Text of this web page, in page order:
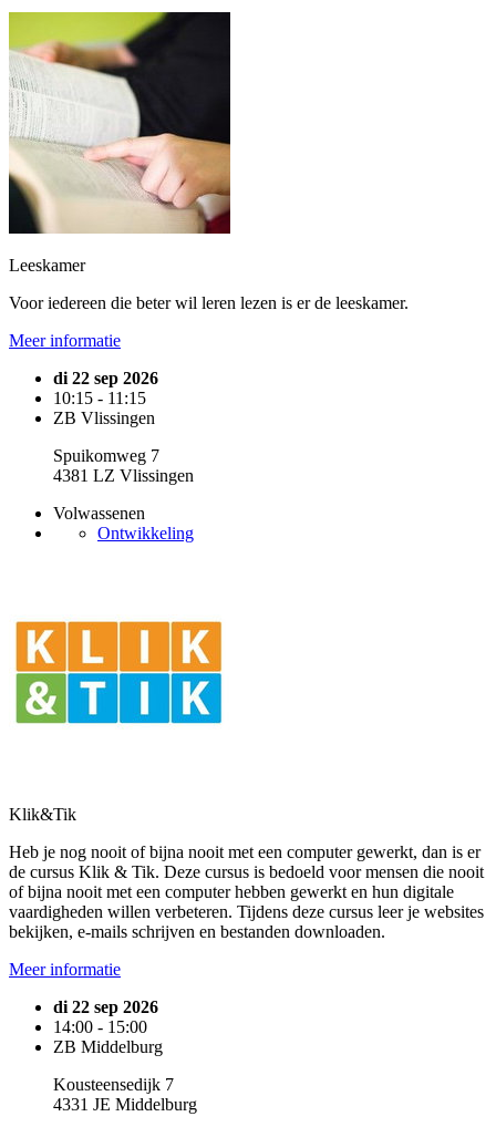
Leeskamer
Voor iedereen die beter wil leren lezen is er de leeskamer.
Meer informatie
di 22 sep 2026
10:15 - 11:15
ZB Vlissingen
Spuikomweg 7
4381 LZ Vlissingen
Volwassenen
Ontwikkeling
Klik&Tik
Heb je nog nooit of bijna nooit met een computer gewerkt, dan is er
de cursus Klik & Tik. Deze cursus is bedoeld voor mensen die nooit
of bijna nooit met een computer hebben gewerkt en hun digitale
vaardigheden willen verbeteren. Tijdens deze cursus leer je websites
bekijken, e-mails schrijven en bestanden downloaden.
Meer informatie
di 22 sep 2026
14:00 - 15:00
ZB Middelburg
Kousteensedijk 7
4331 JE Middelburg